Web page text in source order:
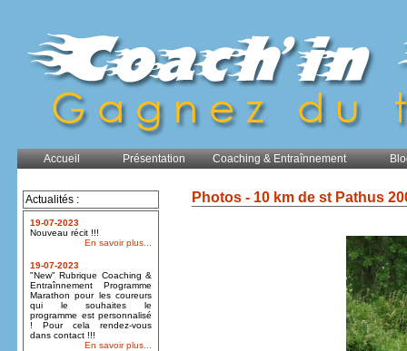
Accueil Présentation Coaching & Entraînnement
Actualités :
19-07-2023
Nouveau récit !!!
En savoir plus...
19-07-2023
"New" Rubrique Coaching &
Entraînnement Programme
Marathon pour les coureurs
qui le souhaites le
programme est personnalisé
! Pour cela rendez-vous
dans contact !!!
En savoir plus...
Photos - 10 km de st Pathus